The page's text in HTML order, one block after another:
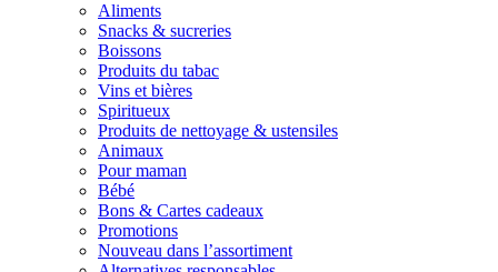
Aliments
Snacks & sucreries
Boissons
Produits du tabac
Vins et bières
Spiritueux
Produits de nettoyage & ustensiles
Animaux
Pour maman
Bébé
Bons & Cartes cadeaux
Promotions
Nouveau dans l’assortiment